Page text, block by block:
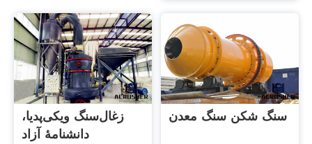
زغال‌سنگ ویکی‌پدیا،
دانشنامهٔ آزاد
سنگ شکن سنگ معدن